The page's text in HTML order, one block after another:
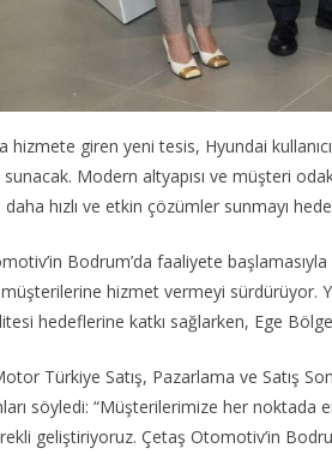
hizmete giren yeni tesis, Hyundai
Modern altyapısı ve müşteri
hızlı ve etkin çözümler sunmayı
Bodrum’da faaliyete
hizmet vermeyi sürdürüyor.
hedeflerine katkı sağlarken, Ege
Türkiye Satış, Pazarlama ve Satış
söyledi: “Müşterilerimize her noktada
geliştiriyoruz. Çetaş Otomotiv’in